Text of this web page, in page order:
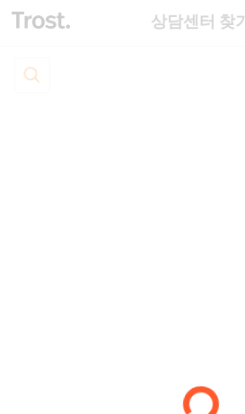
상담센터 찾기